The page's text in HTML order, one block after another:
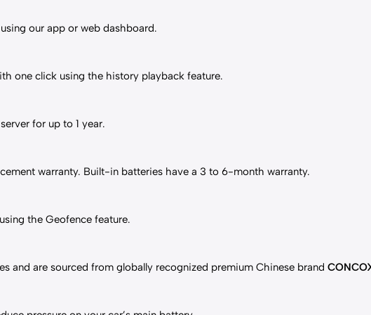
our app or web dashboard.
one click using the history playback feature.
for up to 1 year.
warranty. Built-in batteries have a 3 to 6-month warranty.
the Geofence feature.
and are sourced from globally recognized premium Chinese brand